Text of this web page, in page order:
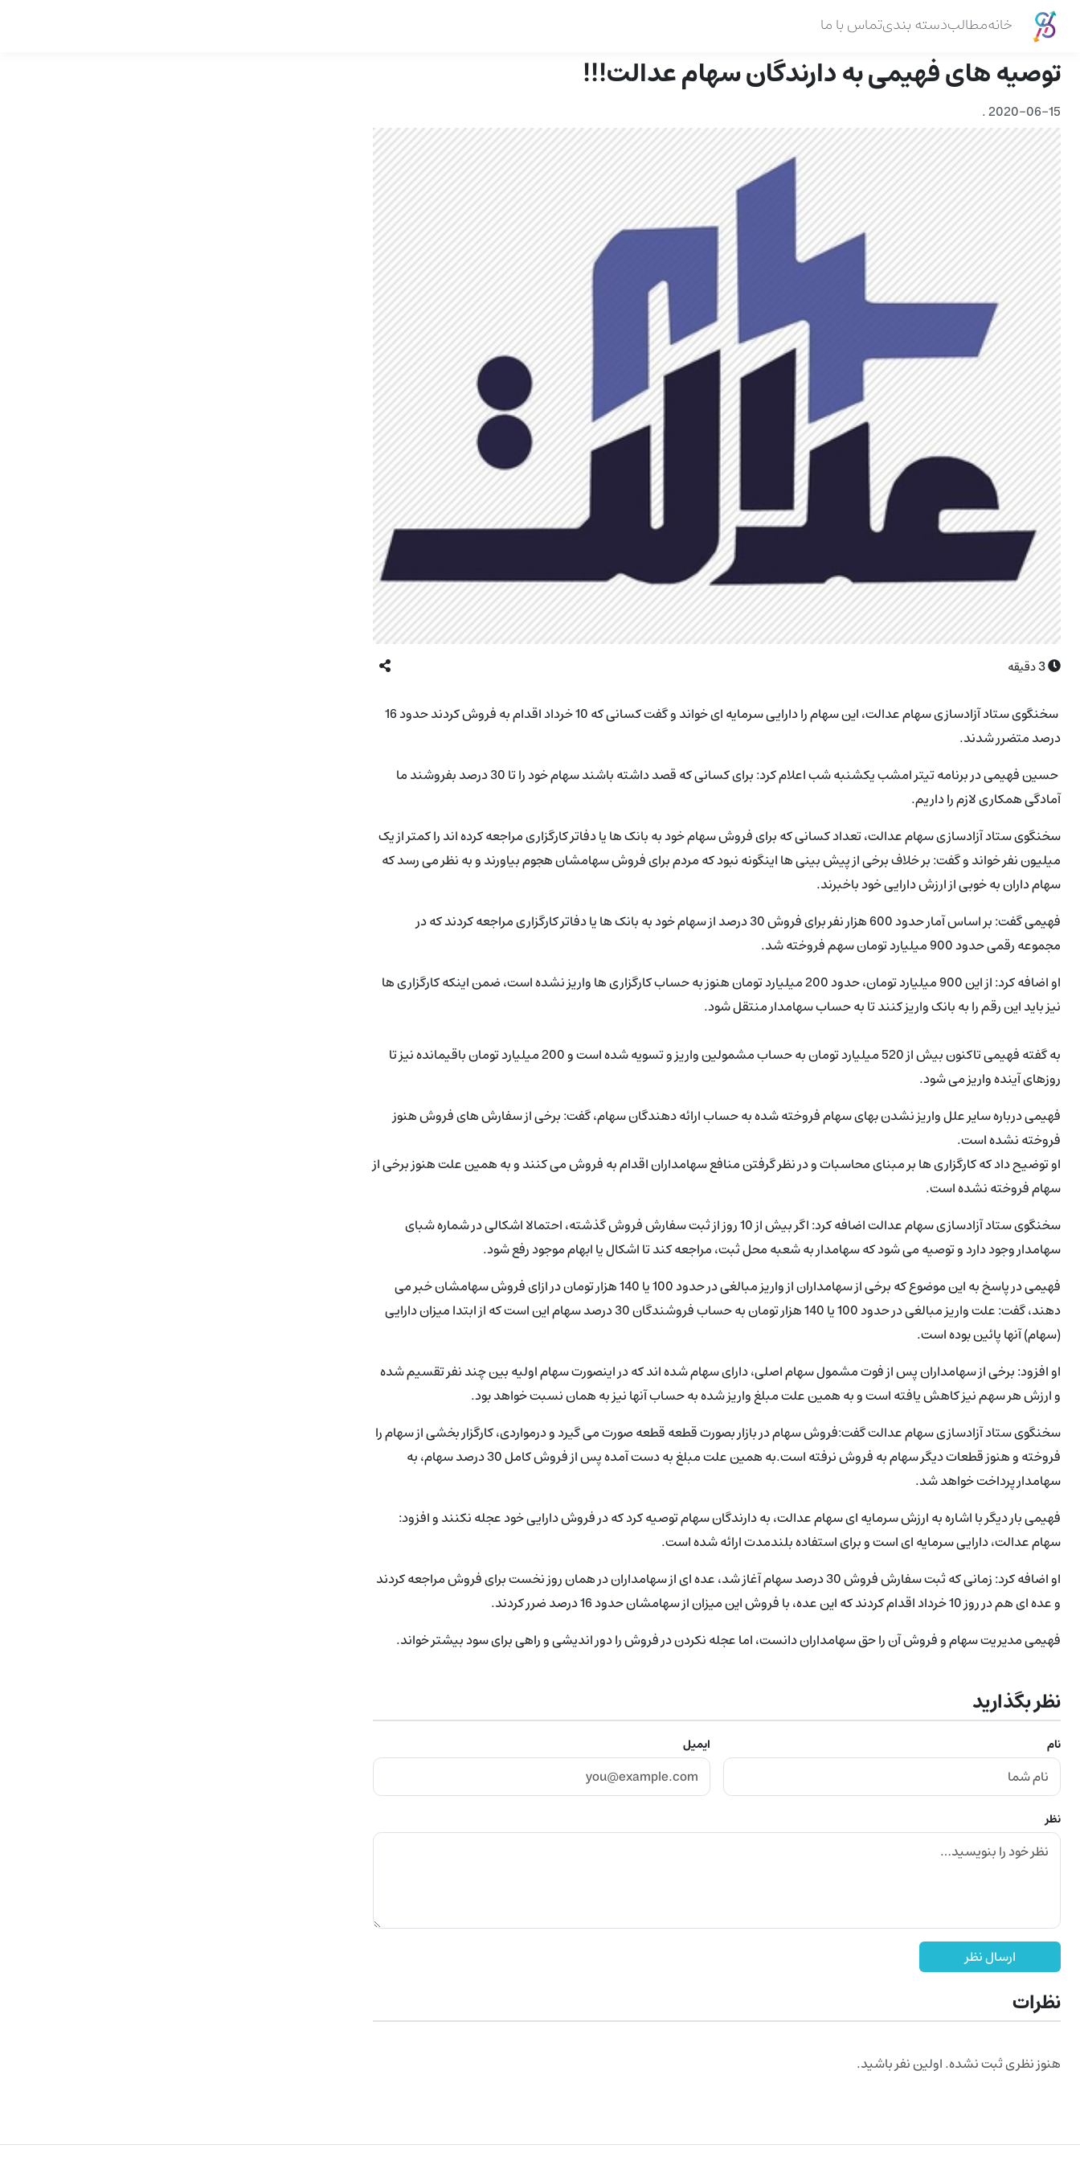
خانهمطالبدسته بندیتماس با ما
توصیه های فهیمی به دارندگان سهام عدالت!!!
2020-06-15
.
3دقیقه
سخنگوی ستاد آزادسازی سهام عدالت، این سهام را دارایی سرمایه ای خواند و گفت کسانی که 10 خرداد اقدام به فروش کردند حدود 16
درصد متضرر شدند.
حسین فهیمی در برنامه تیتر امشب یکشنبه شب اعلام کرد: برای کسانی که قصد داشته باشند سهام خود را تا 30 درصد بفروشند ما
آمادگی همکاری لازم را داریم.
سخنگوی ستاد آزادسازی سهام عدالت، تعداد کسانی که برای فروش سهام خود به بانک ها یا دفاتر کارگزاری مراجعه کرده اند را کمتر از یک
میلیون نفر خواند و گفت: بر خلاف برخی از پیش بینی ها اینگونه نبود که مردم برای فروش سهامشان هجوم بیاورند و به نظر می رسد که
سهام داران به خوبی از ارزش دارایی خود باخبرند.
فهیمی گفت: بر اساس آمار حدود 600 هزار نفر برای فروش 30 درصد از سهام خود به بانک ها یا دفاتر کارگزاری مراجعه کردند که در
مجموعه رقمی حدود 900 میلیارد تومان سهم فروخته شد.
او اضافه کرد: از این 900 میلیارد تومان، حدود 200 میلیارد تومان هنوز به حساب کارگزاری ها واریز نشده است، ضمن اینکه کارگزاری ها
نیز باید این رقم را به بانک واریز کنند تا به حساب سهامدار منتقل شود.
به گفته فهیمی تاکنون بیش از 520 میلیارد تومان به حساب مشمولین واریز و تسویه شده است و 200 میلیارد تومان باقیمانده نیز تا
روزهای آینده واریز می شود.
فهیمی درباره سایر علل واریز نشدن بهای سهام فروخته شده به حساب ارائه دهندگان سهام، گفت: برخی از سفارش های فروش هنوز
فروخته نشده است.
او توضیح داد که کارگزاری ها بر مبنای محاسبات و در نظر گرفتن منافع سهامداران اقدام به فروش می کنند و به همین علت هنوز برخی از
سهام فروخته نشده است.
سخنگوی ستاد آزادسازی سهام عدالت اضافه کرد: اگر بیش از 10 روز از ثبت سفارش فروش گذشته، احتمالا اشکالی در شماره شبای
سهامدار وجود دارد و توصیه می شود که سهامدار به شعبه محل ثبت، مراجعه کند تا اشکال یا ابهام موجود رفع شود.
فهیمی در پاسخ به این موضوع که برخی از سهامداران از واریز مبالغی در حدود 100 یا 140 هزار تومان در ازای فروش سهامشان خبر می
دهند، گفت: علت واریز مبالغی در حدود 100 یا 140 هزار تومان به حساب فروشندگان 30 درصد سهام این است که از ابتدا میزان دارایی
(سهام) آنها پائین بوده است.
او افزود: برخی از سهامداران پس از فوت مشمول سهام اصلی، دارای سهام شده اند که در اینصورت سهام اولیه بین چند نفر تقسیم شده
و ارزش هر سهم نیز کاهش یافته است و به همین علت مبلغ واریز شده به حساب آنها نیز به همان نسبت خواهد بود.
سخنگوی ستاد آزادسازی سهام عدالت گفت:فروش سهام در بازار بصورت قطعه قطعه صورت می گیرد و درمواردی، کارگزار بخشی از سهام را
فروخته و هنوز قطعات دیگر سهام به فروش نرفته است.به همین علت مبلغ به دست آمده پس از فروش کامل 30 درصد سهام، به
سهامدار پرداخت خواهد شد.
فهیمی بار دیگر با اشاره به ارزش سرمایه ای سهام عدالت، به دارندگان سهام توصیه کرد که در فروش دارایی خود عجله نکنند و افزود:
سهام عدالت، دارایی سرمایه ای است و برای استفاده بلندمدت ارائه شده است.
او اضافه کرد: زمانی که ثبت سفارش فروش 30 درصد سهام آغاز شد، عده ای از سهامداران در همان روز نخست برای فروش مراجعه کردند
و عده ای هم در روز 10 خرداد اقدام کردند که این عده، با فروش این میزان از سهامشان حدود 16 درصد ضرر کردند.
فهیمی مدیریت سهام و فروش آن را حق سهامداران دانست، اما عجله نکردن در فروش را دور اندیشی و راهی برای سود بیشتر خواند.
نظر بگذارید
نام ایمیل
نظر
ارسال نظر
نظرات
هنوز نظری ثبت نشده. اولین نفر باشید.